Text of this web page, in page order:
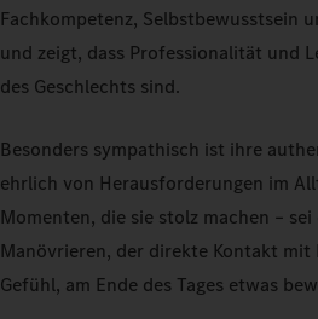
Fachkompetenz, Selbstbewusstsein
und zeigt, dass Professionalität und
des Geschlechts sind.
Besonders sympathisch ist ihre
ehrlich von Herausforderungen im
Momenten, die sie stolz machen – sei
Manövrieren, der direkte Kontakt mit
Gefühl, am Ende des Tages etwas